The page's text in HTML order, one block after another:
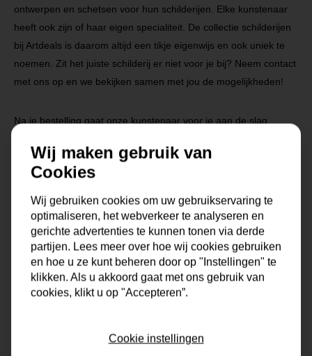
ontwerpen en schetsen voor hun schilderijen. Elke kunstenaar
heeft ook zijn of haar eigen specialiteit. De collectie schilderijen
bij Artdeals is daarom altijd een tikje eigenwijs en ook uniek te
noemen. Zit het juiste schilderij er niet voor je bij? Neem contact
met ons op en we bekijken samen met jou de mogelijkheden!
Na je bestelling gaat onze kunstenaar voor je aan de slag.
Specificaties
Maat 0x0x0 cm
Korte omschrijving
Origineel schilderij van onze
eigen kunstenaars
100x100, 120x120, 150x150
Wij maken gebruik van
Cookies
Wij gebruiken cookies om uw gebruikservaring te
optimaliseren, het webverkeer te analyseren en
gerichte advertenties te kunnen tonen via derde
partijen. Lees meer over hoe wij cookies gebruiken
en hoe u ze kunt beheren door op "Instellingen" te
klikken. Als u akkoord gaat met ons gebruik van
cookies, klikt u op "Accepteren”.
Cookie instellingen